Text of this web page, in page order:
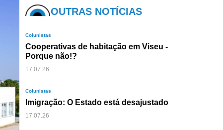
OUTRAS NOTÍCIAS
Colunistas
Cooperativas de habitação em Viseu -
Porque não!?
17.07.26
Colunistas
Imigração: O Estado está desajustado
17.07.26